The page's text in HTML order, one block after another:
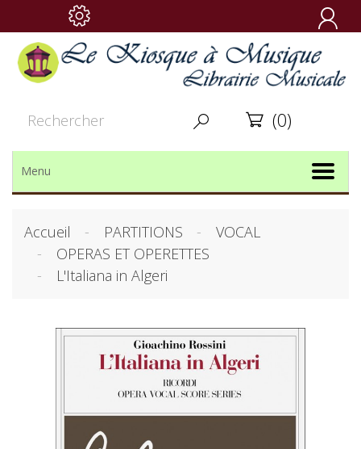

  (0)
Menu
Accueil PARTITIONS
VOCAL
OPERAS ET OPERETTES
L'Italiana in Algeri